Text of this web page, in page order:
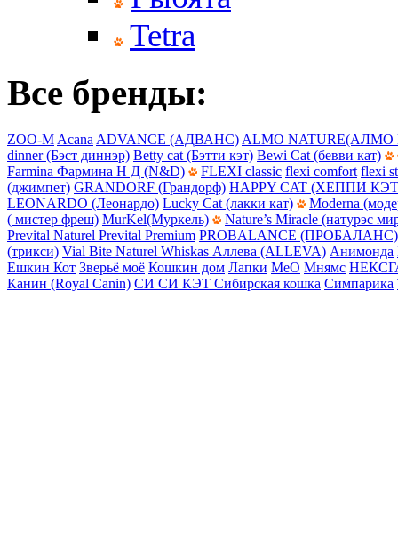
Tetra
Все бренды:
ZOO-M Acana ADVANCE (АДВАНС) ALMO
dinner (Бэст диннэр) Betty cat (Бэтти кэт) Bewi Cat (бевви кат)
Farmina Фармина Н Д (N&D)
FLEXI classic flexi comfort flexi
(джимпет) GRANDORF (Грандорф) HAPPY CAT (ХЕППИ
LEONARDO (Леонардо) Lucky Cat (лакки кат)
Moderna
( мистер фреш) MurKel(Муркель)
Nature’s Miracle (натурэс
Prevital Naturel Prevital Premium PROBALANCE (ПРОБАЛАНС)
(трикси) Vial Bite Naturel Whiskas Аллева (ALLEVA) Анимонда
Ешкин Кот Зверьё моё Кошкин дом Лапки МеО Мнямс
Канин (Royal Canin) СИ СИ КЭТ Сибирская кошка Симпарика